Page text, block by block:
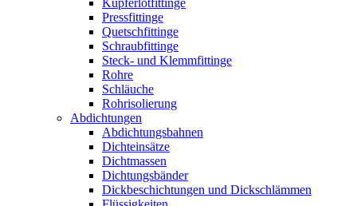
Kupferlötfittinge
Pressfittinge
Quetschfittinge
Schraubfittinge
Steck- und Klemmfittinge
Rohre
Schläuche
Rohrisolierung
Abdichtungen
Abdichtungsbahnen
Dichteinsätze
Dichtmassen
Dichtungsbänder
Dickbeschichtungen und Dickschlämmen